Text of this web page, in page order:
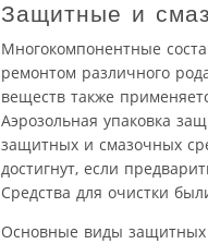
Защитные и
Многокомпонентные
ремонтом различного
веществ также
Аэрозольная упаковка
защитных и смазочных
достигнут, если
Средства для очистки
Основные виды защитных